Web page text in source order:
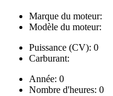
Marque du moteur:
Modèle du moteur:
Puissance (CV): 0
Carburant:
Année: 0
Nombre d'heures: 0